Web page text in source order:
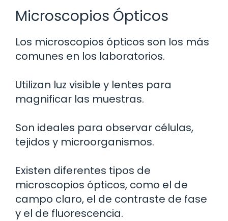
Microscopios Ópticos
Los microscopios ópticos son los más
comunes en los laboratorios.
Utilizan luz visible y lentes para
magnificar las muestras.
Son ideales para observar células,
tejidos y microorganismos.
Existen diferentes tipos de
microscopios ópticos, como el de
campo claro, el de contraste de fase
y el de fluorescencia.